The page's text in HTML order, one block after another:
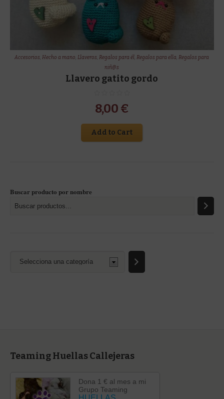
Accesorios,Hecho a mano,Llaveros,Regalos para él,Regalos para ella,Regalos para
niñ@s
Llavero gatito gordo
8,00 €
Add to Cart
Buscar producto por nombre
Teaming Huellas Callejeras